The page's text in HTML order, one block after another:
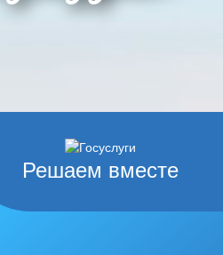
Решаем вместе